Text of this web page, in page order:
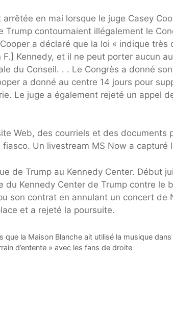
en mai lorsque le juge Casey
Trump contournaient illégalement le
a déclaré que la loi « indique
Kennedy, et il ne peut porter aucun
du Conseil. . . Le Congrès a donné
a donné au centre 14 jours pour
Le juge a également rejeté un appel
Web, des courriels et des documents
Un livestream MS Now a capturé
de Trump au Kennedy Center. Début
du Kennedy Center de Trump contre le
son contrat en annulant un concert de
et a rejeté la poursuite.
que la Maison Blanche ait utilisé la musique
d’entente » avec les fans de droite